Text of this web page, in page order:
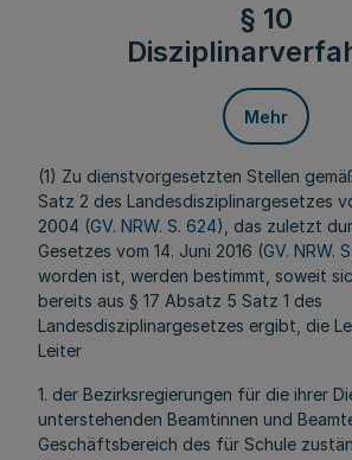
§ 10
Mehr
(1) Zu dienstvorgesetzten Stellen
Satz 2 des Landesdisziplinargesetzes
2004 (GV. NRW. S. 624), das zuletzt
Gesetzes vom 14. Juni 2016 (GV. NRW.
worden ist, werden bestimmt, soweit
bereits aus § 17 Absatz 5 Satz 1 des
Landesdisziplinargesetzes ergibt, die
Leiter
1. der Bezirksregierungen für die ihrer
unterstehenden Beamtinnen und
Geschäftsbereich des für Schule